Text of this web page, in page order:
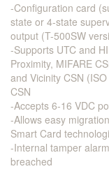
-Configuration card
state or 4-state
output (T-500SW
-Supports UTC and
Proximity, MIFARE
and Vicinity CSN
CSN
-Accepts 6-16 VDC
-Allows easy
Smart Card
-Internal tamper
breached